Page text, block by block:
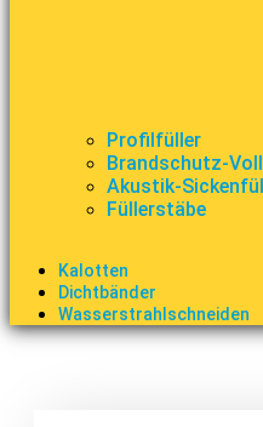
Profilfüller
Brandschutz-
Akustik-
Füllerstäbe
Kalotten
Dichtbänder
Wasserstrahlschneiden